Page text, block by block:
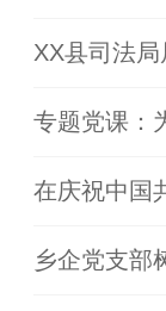
XX县司法局
专题党课：
在庆祝中国
乡企党支部